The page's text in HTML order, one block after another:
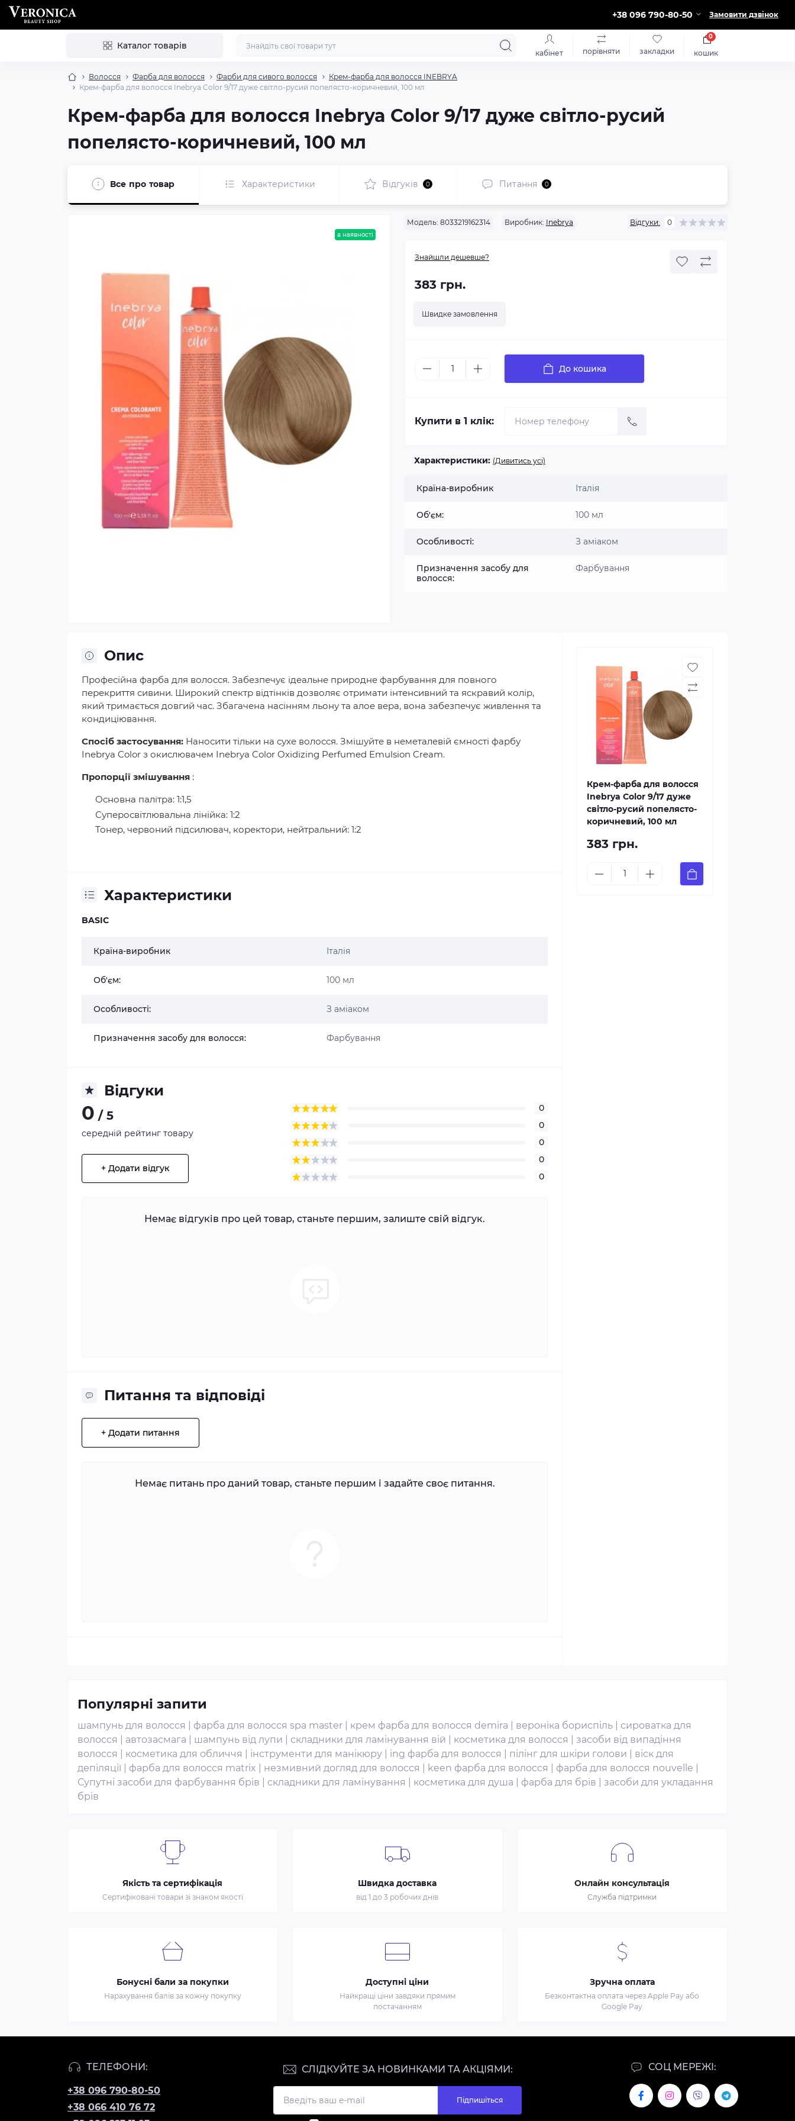
+38 096 790-80-50 Замовити дзвінок
Каталог товарів
кабінет порівняти закладки кошик
0
Волосся Фарба для волосся Фарби для сивого волосся
Крем-фарба для волосся INEBRYA
Крем-фарба для волосся Inebrya Color 9/17 дуже світло-русий попелясто-коричневий, 100 мл
Крем-фарба для волосся Inebrya Color 9/17 дуже світло-русий
попелясто-коричневий, 100 мл
Все про товар Характеристики Відгуків 0 Питання 0
в наявності
Модель: 8033219162314 Виробник: Inebrya Відгуки: 0
Знайшли дешевше?
383 грн.
Швидке замовлення
До кошика
Купити в 1 клік:
Характеристики: (Дивитись усі)
Країна-виробник Італія
Об'єм: 100 мл
Особливості: З аміаком
Призначення засобу для
волосся:
Фарбування
Опис
Професійна фарба для волосся. Забезпечує ідеальне природне фарбування для повного
перекриття сивини. Широкий спектр відтінків дозволяє отримати інтенсивний та яскравий колір,
який тримається довгий час. Збагачена насінням льону та алое вера, вона забезпечує живлення та
кондиціювання.
Спосіб застосування: Наносити тільки на сухе волосся. Змішуйте в неметалевій ємності фарбу
Inebrya Color з окислювачем Inebrya Color Oxidizing Perfumed Emulsion Cream.
Пропорції змішування :
Основна палітра: 1:1,5
Суперосвітлювальна лінійка: 1:2
Тонер, червоний підсилювач, коректори, нейтральний: 1:2
Характеристики
BASIC
Країна-виробник Італія
Об'єм: 100 мл
Особливості: З аміаком
Призначення засобу для волосся: Фарбування
Відгуки
0 / 5
середній рейтинг товару
+ Додати відгук
0
0
0
0
0
Немає відгуків про цей товар, станьте першим, залиште свій відгук.
Питання та відповіді
+ Додати питання
Немає питань про даний товар, станьте першим і задайте своє питання.
Крем-фарба для волосся
Inebrya Color 9/17 дуже
світло-русий попелясто-
коричневий, 100 мл
383 грн.
Популярні запити
шампунь для волосся фарба для волосся spa master крем фарба для волосся demira вероніка бориспіль
сироватка для
волосся
автозасмага шампунь від лупи складники для ламінування вій косметика для волосся
засоби від випадіння
волосся
косметика для обличчя інструменти для манікюру ing фарба для волосся пілінг для шкіри голови
віск для
депіляції
фарба для волосся matrix незмивний догляд для волосся keen фарба для волосся фарба для волосся nouvelle
Супутні засоби для фарбування брів
складники для ламінування косметика для душа фарба для брів
засоби для укладання
брів
Якість та сертифікація
Сертифіковані товари зі знаком якості
Швидка доставка
від 1 до 3 робочих днів
Онлайн консультація
Служба підтримки
Бонусні бали за покупки
Нарахування балів за кожну покупку
Доступні ціни
Найкращі ціни завдяки прямим
постачанням
Зручна оплата
Безконтактна оплата через Apple Pay або
Google Pay
ТЕЛЕФОНИ:
+38 096 790-80-50
+38 066 410 76 72
СОЦ МЕРЕЖІ:
СЛІДКУЙТЕ ЗА НОВИНКАМИ ТА АКЦІЯМИ:
Підпишіться